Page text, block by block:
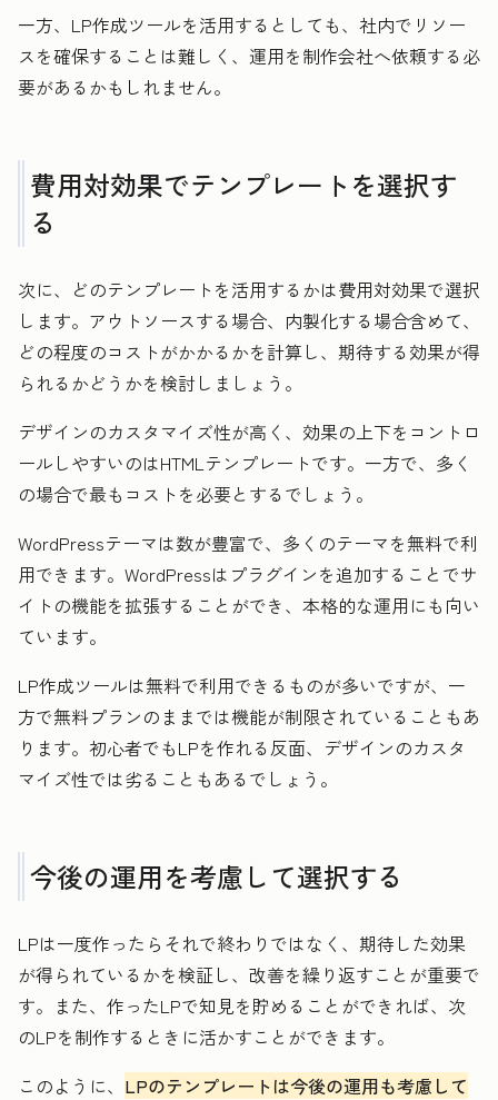
一方、LP作成ツールを活用するとしても、社内でリソー
スを確保することは難しく、運用を制作会社へ依頼する必
要があるかもしれません。
費用対効果でテンプレートを選択す
る
次に、どのテンプレートを活用するかは費用対効果で選択
します。アウトソースする場合、内製化する場合含めて、
どの程度のコストがかかるかを計算し、期待する効果が得
られるかどうかを検討しましょう。
デザインのカスタマイズ性が高く、効果の上下をコントロ
ールしやすいのはHTMLテンプレートです。一方で、多く
の場合で最もコストを必要とするでしょう。
WordPressテーマは数が豊富で、多くのテーマを無料で利
用できます。WordPressはプラグインを追加することでサ
イトの機能を拡張することができ、本格的な運用にも向い
ています。
LP作成ツールは無料で利用できるものが多いですが、一
方で無料プランのままでは機能が制限されていることもあ
ります。初心者でもLPを作れる反面、デザインのカスタ
マイズ性では劣ることもあるでしょう。
今後の運用を考慮して選択する
LPは一度作ったらそれで終わりではなく、期待した効果
が得られているかを検証し、改善を繰り返すことが重要で
す。また、作ったLPで知見を貯めることができれば、次
のLPを制作するときに活かすことができます。
このように、 LPのテンプレートは今後の運用も考慮して